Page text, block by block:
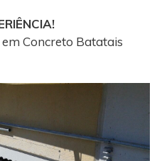
Concreto Batatais